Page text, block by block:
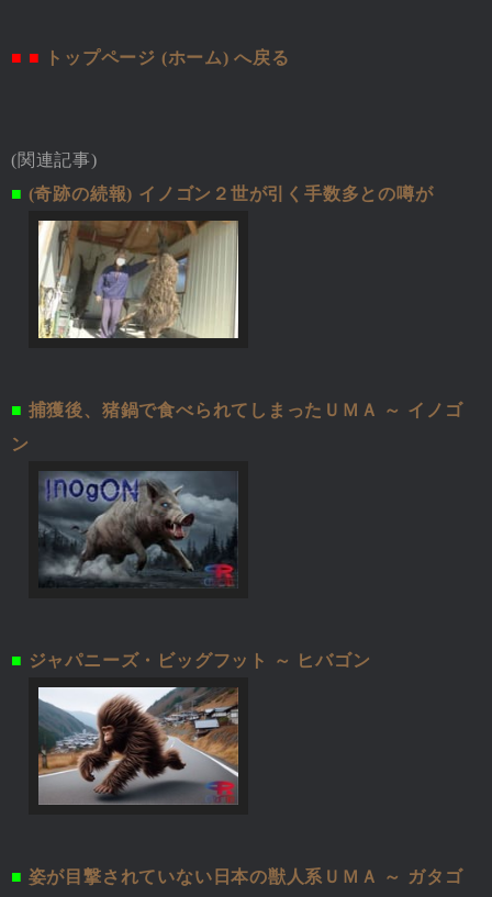
■ ■ トップページ (ホーム) へ戻る
(関連記事)
■ (奇跡の続報) イノゴン２世が引く手数多との噂が
■ 捕獲後、猪鍋で食べられてしまったＵＭＡ ～ イノゴ
ン
■ ジャパニーズ・ビッグフット ～ ヒバゴン
■ 姿が目撃されていない日本の獣人系ＵＭＡ ～ ガタゴ